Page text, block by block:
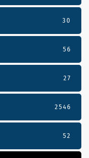
30
56
27
2546
52